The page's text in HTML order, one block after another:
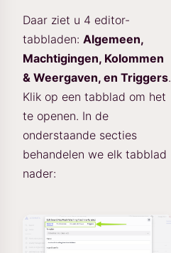
Daar ziet u 4 editor-
tabbladen: Algemeen,
Machtigingen, Kolommen
& Weergaven, en Triggers.
Klik op een tabblad om het
te openen. In de
onderstaande secties
behandelen we elk tabblad
nader: